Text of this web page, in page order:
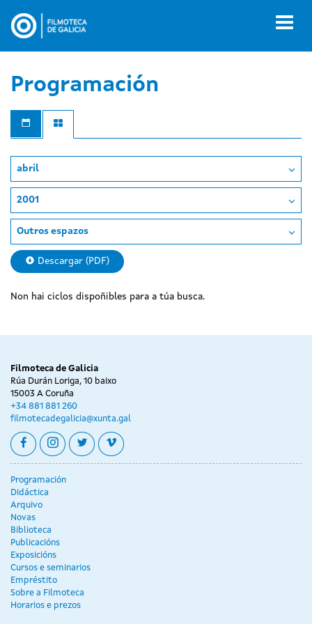
contido
Programación
abril
2001
Outros espazos
Descargar (PDF)
Non hai ciclos dispoñibles para a túa busca.
Filmoteca de Galicia
Rúa Durán Loriga, 10 baixo
15003 A Coruña
+34 881 881 260
filmotecadegalicia@xunta.gal
facebookinstagram
twittervimeo
Programación
Didáctica
Arquivo
Novas
Biblioteca
Publicacións
Exposicións
Cursos e seminarios
Empréstito
Sobre a Filmoteca
Horarios e prezos